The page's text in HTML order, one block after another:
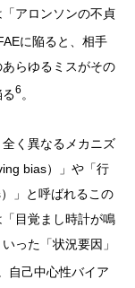
アロンソンの不貞
に陥ると、相手
らゆるミスがその
6 。
く異なるメカニズ
bias）」や「行
」と呼ばれるこの
目覚まし時計が鳴
った「状況要因」
自己中心性バイア